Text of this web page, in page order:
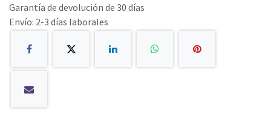
Garantía de devolución de 30 días
Envío: 2-3 días laborales